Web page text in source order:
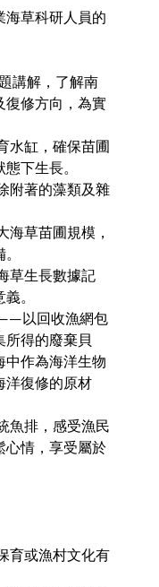
海草科研人員的
講解，了解南
復修方向，為實
水缸，確保苗圃
下生長。
附著的藻類及雜
海草苗圃規模，
草生長數據記
。
以回收漁網包
所得的廢棄貝
中作為海洋生物
洋復修的原材
魚排，感受漁民
心情，享受屬於
育或漁村文化有